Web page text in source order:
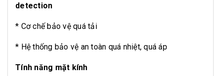
detection
* Cơ chế bảo vệ quá tải
* Hệ thống bảo vệ an toàn quá nhiệt, quá áp
Tính năng mặt kính